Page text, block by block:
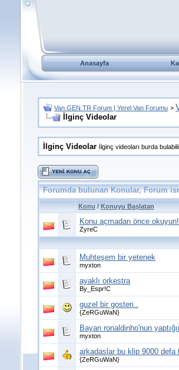
Anasayfa
Van.GEN.TR Forum | Yerel Van Forumu >
İlginç Videolar
İlginç Videolar İlginç videoları burda
Forumda bulunan Konular, Forum
Konu / Konuyu Başlatan
Konu açmadan önce
ZyreC
Muhteşem bir yetenek
myxton
ayaklı orkestra
By_Espr!C
guzel bir gosteri..
{ZeRGuWaN}
Bayan ronaldinho'nun
myxton
arkadaslar bu klip 9000 defa
{ZeRGuWaN}